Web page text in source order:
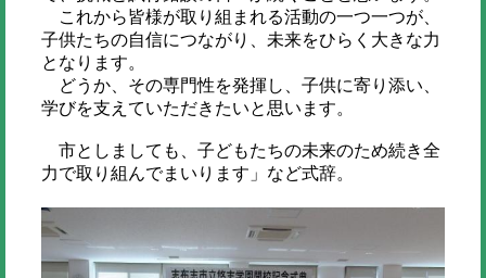
これから皆様が取り組まれる活動の一つ一つが、
子供たちの自信につながり、未来をひらく大きな力
となります。
どうか、その専門性を発揮し、子供に寄り添い、
学びを支えていただきたいと思います。
市としましても、子どもたちの未来のため続き全
力で取り組んでまいります」など式辞。